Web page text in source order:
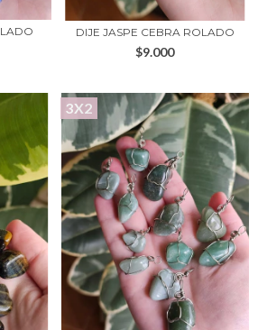
DIJE JASPE CEBRA ROLADO
$9.000
3X2